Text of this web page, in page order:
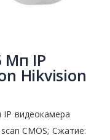
Мп IP
Hikvision
видеокамера
CMOS; Сжатие: